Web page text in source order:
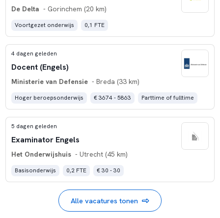
De Delta - Gorinchem (20 km)
Voortgezet onderwijs 0,1 FTE
4 dagen geleden
Docent (Engels)
Ministerie van Defensie - Breda (33 km)
Hoger beroepsonderwijs € 3674 - 5863 Parttime of fulltime
5 dagen geleden
Examinator Engels
Het Onderwijshuis - Utrecht (45 km)
Basisonderwijs 0,2 FTE € 30 - 30
Alle vacatures tonen